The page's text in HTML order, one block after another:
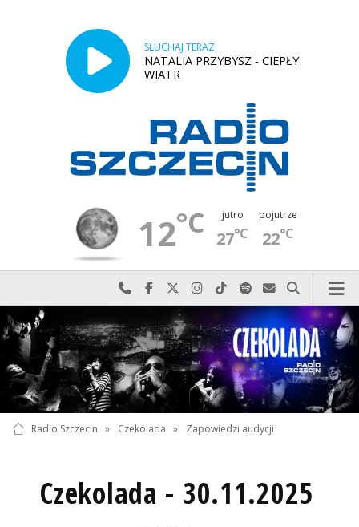
SŁUCHAJ TERAZ
NATALIA PRZYBYSZ - CIEPŁY
WIATR
12°C jutro
27°C
pojutrze
22°C
Najlepiej po prostu do nas zadzwoń
Odwiedź nas na Facebook-u
Odwiedź nas na X
Odwiedź nas na Instagram-ie
Odwiedź nas na TikTok-u
Szukaj nas na Spotify
Wyślij do nas
Szukaj
Radio Szczecin » Czekolada » Zapowiedzi audycji
Czekolada - 30.11.2025